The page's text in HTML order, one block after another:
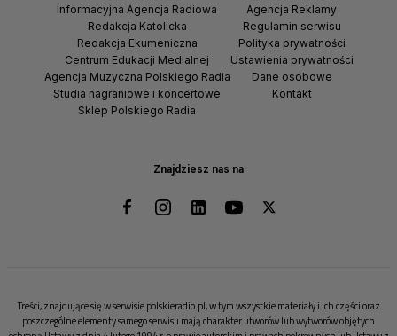
Znajdziesz nas na
Informacyjna Agencja Radiowa
Redakcja Katolicka
Redakcja Ekumeniczna
Centrum Edukacji Medialnej
Agencja Muzyczna Polskiego Radia
Studia nagraniowe i koncertowe
Sklep Polskiego Radia
Agencja Reklamy
Regulamin serwisu
Polityka prywatności
Ustawienia prywatności
Dane osobowe
Kontakt
Treści, znajdujące się w serwisie polskieradio.pl, w tym wszystkie materiały i ich części oraz
poszczególne elementy samego serwisu mają charakter utworów lub wytworów objętych